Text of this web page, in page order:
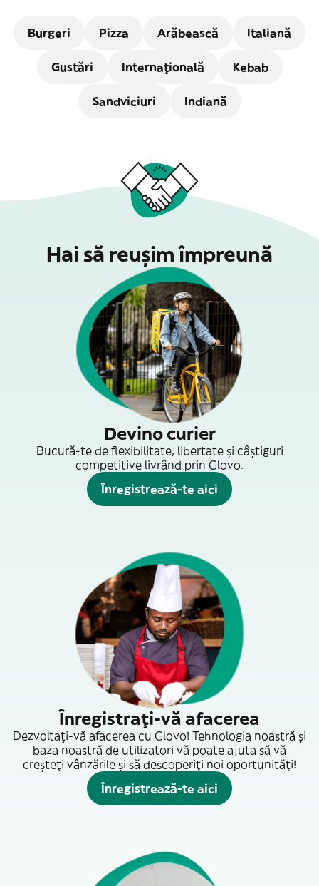
Burgeri Pizza Arăbească Italiană
Gustări Internațională Kebab
Sandviciuri Indiană
Hai să reușim împreună
Devino curier
Bucură-te de flexibilitate, libertate și câștiguri
competitive livrând prin Glovo.
Înregistrează-te aici
Înregistrați-vă afacerea
Dezvoltați-vă afacerea cu Glovo! Tehnologia noastră și
baza noastră de utilizatori vă poate ajuta să vă
creșteți vânzările și să descoperiți noi oportunități!
Înregistrează-te aici